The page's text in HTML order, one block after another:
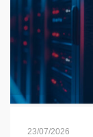
23/07/2026